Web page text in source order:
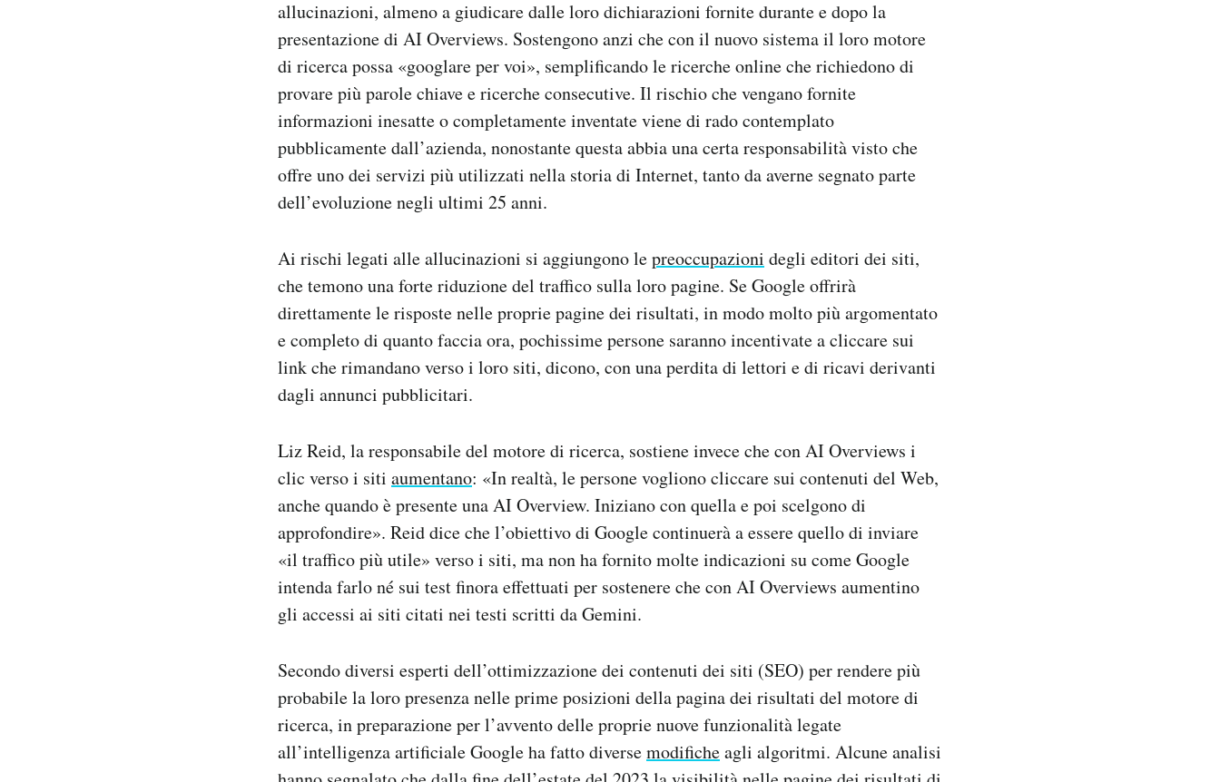
allucinazioni, almeno a giudicare dalle loro dichiarazioni fornite durante e dopo la
presentazione di AI Overviews. Sostengono anzi che con il nuovo sistema il loro motore
di ricerca possa «googlare per voi», semplificando le ricerche online che richiedono di
provare più parole chiave e ricerche consecutive. Il rischio che vengano fornite
informazioni inesatte o completamente inventate viene di rado contemplato
pubblicamente dall’azienda, nonostante questa abbia una certa responsabilità visto che
offre uno dei servizi più utilizzati nella storia di Internet, tanto da averne segnato parte
dell’evoluzione negli ultimi 25 anni.
Ai rischi legati alle allucinazioni si aggiungono lepreoccupazioni degli editori dei siti,
che temono una forte riduzione del traffico sulla loro pagine. Se Google offrirà
direttamente le risposte nelle proprie pagine dei risultati, in modo molto più argomentato
e completo di quanto faccia ora, pochissime persone saranno incentivate a cliccare sui
link che rimandano verso i loro siti, dicono, con una perdita di lettori e di ricavi derivanti
dagli annunci pubblicitari.
Liz Reid, la responsabile del motore di ricerca, sostiene invece che con AI Overviews i
clic verso i siti aumentano: «In realtà, le persone vogliono cliccare sui contenuti del Web,
anche quando è presente una AI Overview. Iniziano con quella e poi scelgono di
approfondire». Reid dice che l’obiettivo di Google continuerà a essere quello di inviare
«il traffico più utile» verso i siti, ma non ha fornito molte indicazioni su come Google
intenda farlo né sui test finora effettuati per sostenere che con AI Overviews aumentino
gli accessi ai siti citati nei testi scritti da Gemini.
Secondo diversi esperti dell’ottimizzazione dei contenuti dei siti (SEO) per rendere più
probabile la loro presenza nelle prime posizioni della pagina dei risultati del motore di
ricerca, in preparazione per l’avvento delle proprie nuove funzionalità legate
all’intelligenza artificiale Google ha fatto diversemodificheagli algoritmi. Alcune analisi